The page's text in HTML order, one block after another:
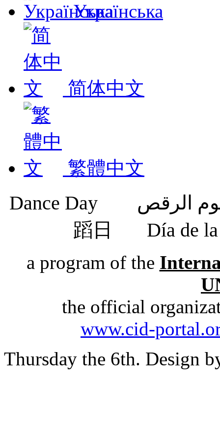
Українська
简体中文
繁體中文
蹈日 Día de
a program of the
the official
www.cid-
Thursday the 6th. Design